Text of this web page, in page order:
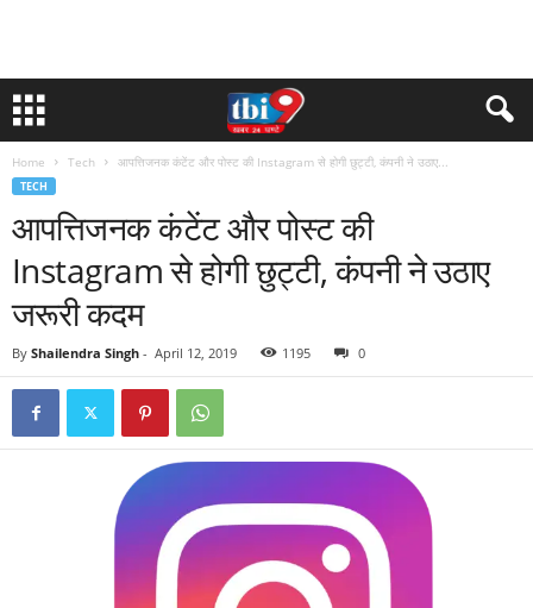
Home Tech आपत्तिजनक कंटेंट और पोस्ट की Instagram से होगी छुट्टी, कंपनी ने उठाए...
TECH
आपत्तिजनक कंटेंट और पोस्ट की
Instagram से होगी छुट्टी, कंपनी ने उठाए
जरूरी कदम
By Shailendra Singh - April 12, 2019 1195 0